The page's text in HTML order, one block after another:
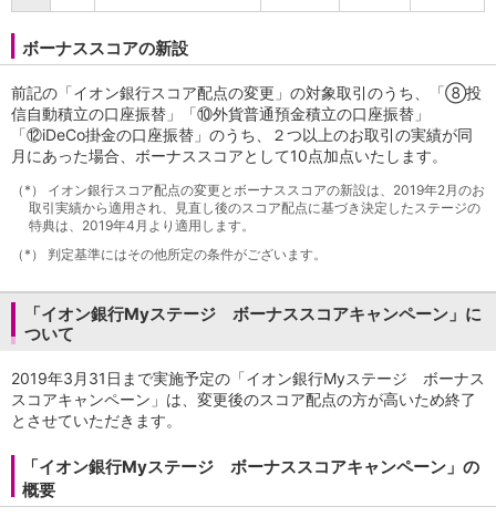
安全にご利用いただくために
パンフレット
会社情報
ニュースリリース
法人のお客さま
ボーナススコアの新設
前記の「イオン銀行スコア配点の変更」の対象取引のうち、「⑧投
信自動積立の口座振替」「⑩外貨普通預金積立の口座振替」
「⑫iDeCo掛金の口座振替」のうち、２つ以上のお取引の実績が同
月にあった場合、ボーナススコアとして10点加点いたします。
（*）
イオン銀行スコア配点の変更とボーナススコアの新設は、2019年2月のお
取引実績から適用され、見直し後のスコア配点に基づき決定したステージの
特典は、2019年4月より適用します。
（*）
判定基準にはその他所定の条件がございます。
「イオン銀行Myステージ ボーナススコアキャンペーン」に
ついて
2019年3月31日まで実施予定の「イオン銀行Myステージ ボーナス
スコアキャンペーン」は、変更後のスコア配点の方が高いため終了
とさせていただきます。
「イオン銀行Myステージ ボーナススコアキャンペーン」の
概要